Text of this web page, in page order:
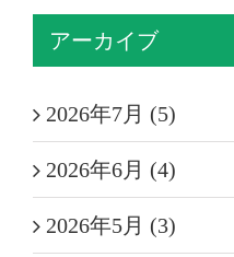
アーカイブ
2026年7月 (5)
2026年6月 (4)
2026年5月 (3)